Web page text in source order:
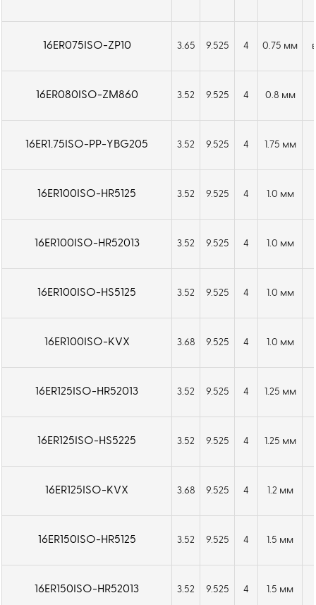
16ER075ISO-ZP10 3.65 9.525 4 0.75 мм
16ER080ISO-ZM860 3.52 9.525 4 0.8 мм
16ER1.75ISO-PP-YBG205 3.52 9.525 4 1.75 мм
16ER100ISO-HR5125 3.52 9.525 4 1.0 мм
16ER100ISO-HR52013 3.52 9.525 4 1.0 мм
16ER100ISO-HS5125 3.52 9.525 4 1.0 мм
16ER100ISO-KVX 3.68 9.525 4 1.0 мм
16ER125ISO-HR52013 3.52 9.525 4 1.25 мм
16ER125ISO-HS5225 3.52 9.525 4 1.25 мм
16ER125ISO-KVX 3.68 9.525 4 1.2 мм
16ER150ISO-HR5125 3.52 9.525 4 1.5 мм
16ER150ISO-HR52013 3.52 9.525 4 1.5 мм